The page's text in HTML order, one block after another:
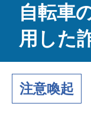
自転車
用した
注意喚起